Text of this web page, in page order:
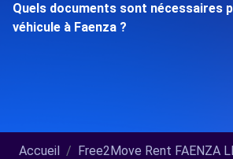
Quels documents sont nécessaires
véhicule à Faenza ?
Accueil Free2Move Rent FAENZA